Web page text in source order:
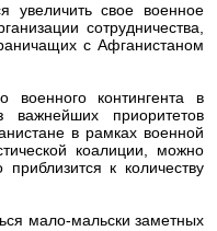
свое военное
сотрудничества,
с Афганистаном
военного контингента в
приоритетов
в рамках военной
коалиции, можно
к количеству
мало-мальски заметных